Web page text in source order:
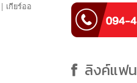
เกียร์ออ
ลิงค์แฟ